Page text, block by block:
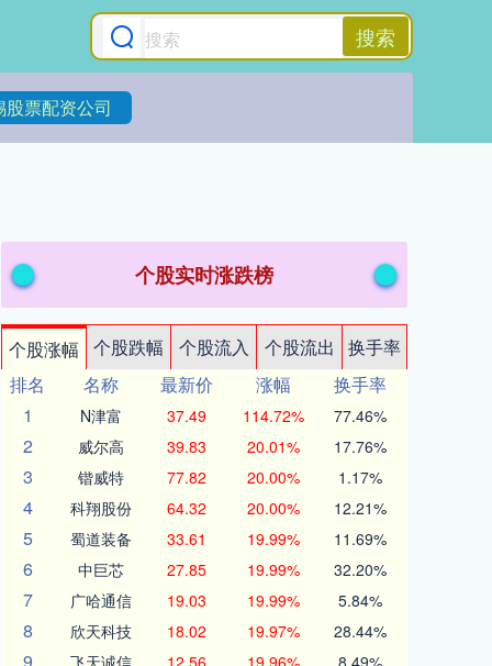
搜索
股票配资公司
个股实时涨跌榜
个股涨幅 个股跌幅 个股流入 个股流出
换手率
排名
名称 最新价 涨幅
换手率
1
N津富 37.49 114.72% 77.46%
2 威尔高 39.83 20.01% 17.76%
3 锴威特 77.82 20.00% 1.17%
4 科翔股份 64.32 20.00% 12.21%
5 蜀道装备 33.61 19.99% 11.69%
6 中巨芯 27.85 19.99% 32.20%
7 广哈通信 19.03 19.99% 5.84%
8 欣天科技 18.02 19.97% 28.44%
飞天诚信 12.56 19.96% 8.49%